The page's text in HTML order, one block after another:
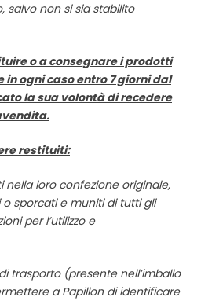
salvo non si sia stabilito
o a consegnare i prodotti
ogni caso entro 7 giorni dal
la sua volontà di recedere
restituiti:
loro confezione originale,
sporcati e muniti di tutti gli
per l’utilizzo e
trasporto (presente nell’imballo
a Papillon di identificare